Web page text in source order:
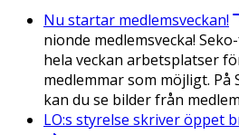
Nu startar medlemsveckan!
nionde medlemsvecka!
hela veckan arbetsplatser
medlemmar som möjligt. På
kan du se bilder från
LO:s styrelse skriver öppet